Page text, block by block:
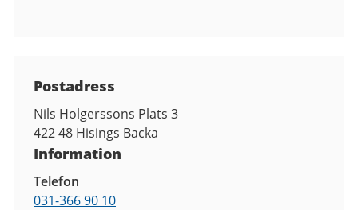
Postadress
Nils Holgerssons Plats 3
422 48 Hisings Backa
Information
Telefon
031-366 90 10